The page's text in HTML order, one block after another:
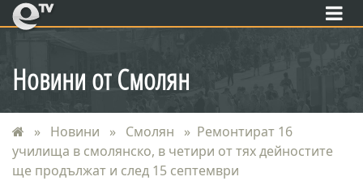
eTV
Новини от Смолян
Новини Смолян
Ремонтират 16
училища в смолянско, в четири от тях дейностите
ще продължат и след 15 септември